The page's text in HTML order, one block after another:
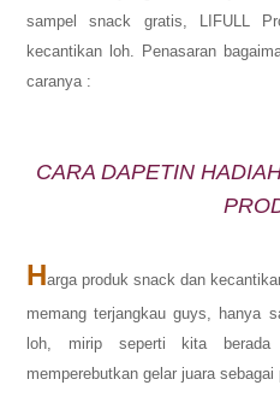
sampel snack gratis, LIFULL
kecantikan loh. Penasaran
caranya :
CARA DAPETIN
Harga produk snack dan
memang terjangkau guys, hanya
loh, mirip seperti kita berada
memperebutkan gelar juara sebagai